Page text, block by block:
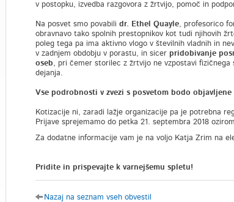
v postopku, izvedba razgovora z žrtvijo, pomoč in
Na posvet smo povabili dr. Ethel Quayle, profesorico
obravnavo tako spolnih prestopnikov kot tudi njihovih
poleg tega pa ima aktivno vlogo v številnih vladnih in
v zadnjem obdobju v porastu, in sicer pridobivanje
oseb, pri čemer storilec z žrtvijo ne vzpostavi
dejanja.
Vse podrobnosti v zvezi s posvetom bodo
Kotizacije ni, zaradi lažje organizacije pa je potrebna
Prijave sprejemamo do petka 21. septembra 2018
Za dodatne informacije vam je na voljo Katja Zrim na
Pridite in prispevajte k varnejšemu spletu!
Nazaj na seznam vseh obvestil